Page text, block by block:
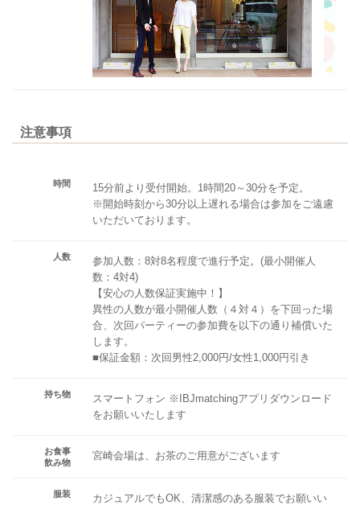
注意事項
時間
15分前より受付開始。1時間20～30分を予定。
※開始時刻から30分以上遅れる場合は参加をご遠慮
いただいております。
人数
参加人数：8対8名程度で進行予定。(最小開催人
数：4対4)
【安心の人数保証実施中！】
異性の人数が最小開催人数（４対４）を下回った場
合、次回パーティーの参加費を以下の通り補償いた
します。
■保証金額：次回男性2,000円/女性1,000円引き
持ち物
スマートフォン ※IBJmatchingアプリダウンロード
をお願いいたします
お食事
飲み物
宮崎会場は、お茶のご用意がございます
服装
カジュアルでもOK、清潔感のある服装でお願いい